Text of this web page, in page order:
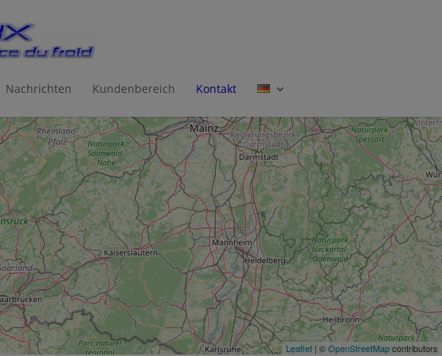
Nachrichten Kundenbereich Kontakt
Leaflet | ©OpenStreetMapcontributors